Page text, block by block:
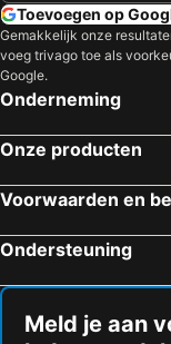
Toevoegen op
Gemakkelijk onze
voeg trivago toe als
Google.
Onderneming
Onze producten
Voorwaarden en
Ondersteuning
Meld je aan